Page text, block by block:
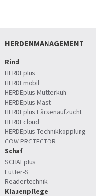
HERDENMANAGEMENT
Rind
HERDEplus
HERDEmobil
HERDEplus Mutterkuh
HERDEplus Mast
HERDEplus Färsenaufzucht
HERDEcloud
HERDEplus Technikkopplung
COW PROTECTOR
Schaf
SCHAFplus
Futter-S
Readertechnik
Klauenpflege